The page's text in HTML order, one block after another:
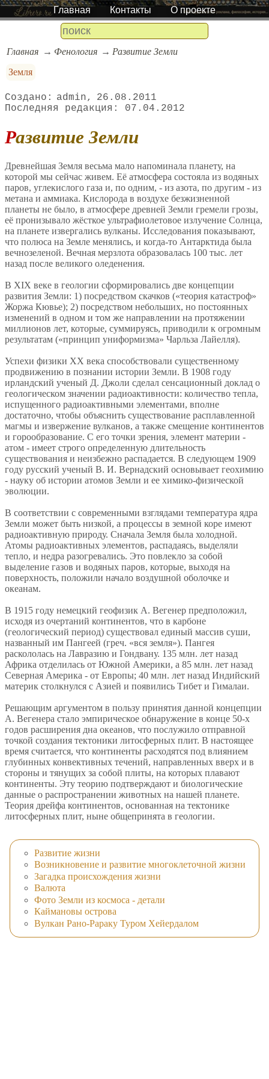
Главная Контакты О проекте
Главная Фенология
Развитие Земли
Земля
admin
26.08.2011
07.04.2012
Развитие Земли
Древнейшая Земля весьма мало напоминала планету, на
которой мы сейчас живем. Её атмосфера состояла из водяных
паров, углекислого газа и, по одним, - из азота, по другим - из
метана и аммиака. Кислорода в воздухе безжизненной
планеты не было, в атмосфере древней Земли гремели грозы,
её пронизывало жёсткое ультрафиолетовое излучение Солнца,
на планете извергались вулканы. Исследования показывают,
что полюса на Земле менялись, и когда-то Антарктида была
вечнозеленой. Вечная мерзлота образовалась 100 тыс. лет
назад после великого оледенения.
В XIX веке в геологии сформировались две концепции
развития Земли: 1) посредством скачков («теория катастроф»
Жоржа Кювье); 2) посредством небольших, но постоянных
изменений в одном и том же направлении на протяжении
миллионов лет, которые, суммируясь, приводили к огромным
результатам («принцип униформизма» Чарльза Лайелля).
Успехи физики XX века способствовали существенному
продвижению в познании истории Земли. В 1908 году
ирландский ученый Д. Джоли сделал сенсационный доклад о
геологическом значении радиоактивности: количество тепла,
испущенного радиоактивными элементами, вполне
достаточно, чтобы объяснить существование расплавленной
магмы и извержение вулканов, а также смещение континентов
и горообразование. С его точки зрения, элемент материи -
атом - имеет строго определенную длительность
существования и неизбежно распадается. В следующем 1909
году русский ученый В. И. Вернадский основывает геохимию
- науку об истории атомов Земли и ее химико-физической
эволюции.
В соответствии с современными взглядами температура ядра
Земли может быть низкой, а процессы в земной коре имеют
радиоактивную природу. Сначала Земля была холодной.
Атомы радиоактивных элементов, распадаясь, выделяли
тепло, и недра разогревались. Это повлекло за собой
выделение газов и водяных паров, которые, выходя на
поверхность, положили начало воздушной оболочке и
океанам.
В 1915 году немецкий геофизик А. Вегенер предположил,
исходя из очертаний континентов, что в карбоне
(геологический период) существовал единый массив суши,
названный им Пангеей (греч. «вся земля»). Пангея
раскололась на Лавразию и Гондвану. 135 млн. лет назад
Африка отделилась от Южной Америки, а 85 млн. лет назад
Северная Америка - от Европы; 40 млн. лет назад Индийский
материк столкнулся с Азией и появились Тибет и Гималаи.
Решающим аргументом в пользу принятия данной концепции
А. Вегенера стало эмпирическое обнаружение в конце 50-х
годов расширения дна океанов, что послужило отправной
точкой создания тектоники литосферных плит. В настоящее
время считается, что континенты расходятся под влиянием
глубинных конвективных течений, направленных вверх и в
стороны и тянущих за собой плиты, на которых плавают
континенты. Эту теорию подтверждают и биологические
данные о распространении животных на нашей планете.
Теория дрейфа континентов, основанная на тектонике
литосферных плит, ныне общепринята в геологии.
Развитие жизни
Возникновение и развитие многоклеточной жизни
Загадка происхождения жизни
Валюта
Фото Земли из космоса - детали
Каймановы острова
Вулкан Рано-Рараку Туром Хейердалом